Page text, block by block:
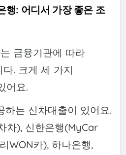
행: 어디서 가장 좋은 조
금융기관에 따라
. 크게 세 가지
어요.
하는 신차대출이 있어요.
차), 신한은행(MyCar
WON카), 하나은행,